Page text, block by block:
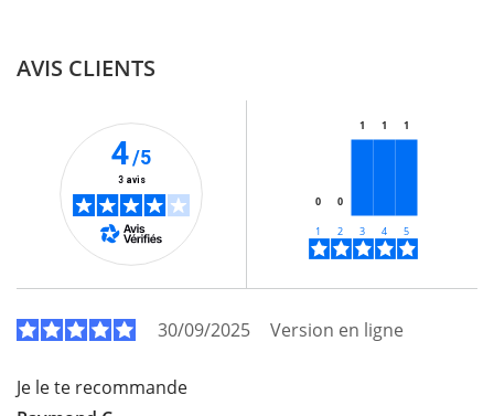
AVIS CLIENTS
4/5
3 avis
0 0
1 1 1
30/09/2025 Version en ligne
Je le te recommande